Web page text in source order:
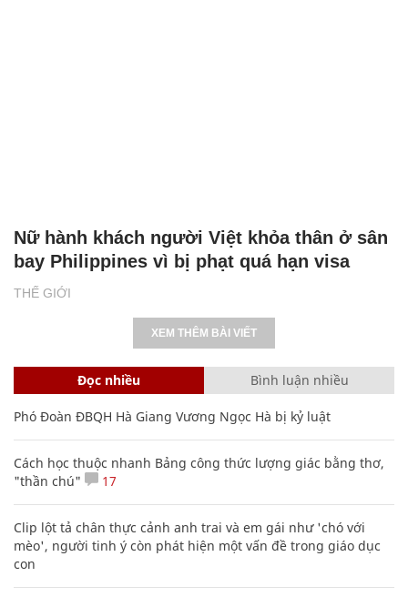
THẾ GIỚI
Nữ hành khách người Việt khỏa thân ở sân
bay Philippines vì bị phạt quá hạn visa
XEM THÊM BÀI VIẾT
Đọc nhiều Bình luận nhiều
Phó Đoàn ĐBQH Hà Giang Vương Ngọc Hà bị kỷ luật
Cách học thuộc nhanh Bảng công thức lượng giác bằng thơ,
"thần chú"
17
Clip lột tả chân thực cảnh anh trai và em gái như 'chó với
mèo', người tinh ý còn phát hiện một vấn đề trong giáo dục
con